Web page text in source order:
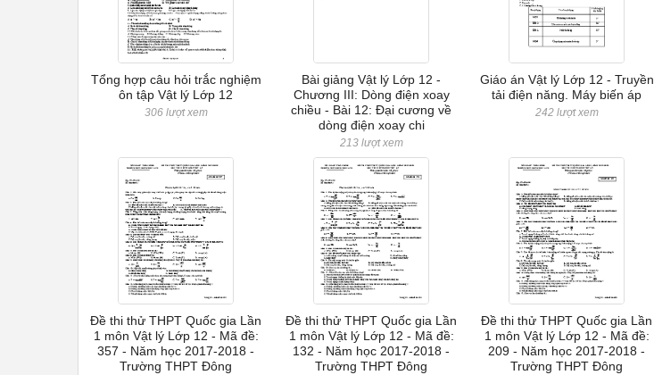
Tổng hợp câu hỏi trắc nghiệm
ôn tập Vật lý Lớp 12
306 lượt xem
Bài giảng Vật lý Lớp 12 -
Chương III: Dòng điện xoay
chiều - Bài 12: Đại cương về
dòng điện xoay chi
213 lượt xem
Giáo án Vật lý Lớp 12 - Truyền
tải điện năng. Máy biến áp
242 lượt xem
Đề thi thử THPT Quốc gia Lần
1 môn Vật lý Lớp 12 - Mã đề:
357 - Năm học 2017-2018 -
Trường THPT Đông
Đề thi thử THPT Quốc gia Lần
1 môn Vật lý Lớp 12 - Mã đề:
132 - Năm học 2017-2018 -
Trường THPT Đông
Đề thi thử THPT Quốc gia Lần
1 môn Vật lý Lớp 12 - Mã đề:
209 - Năm học 2017-2018 -
Trường THPT Đông